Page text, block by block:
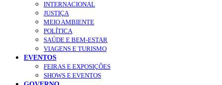
INTERNACIONAL
JUSTIÇA
MEIO AMBIENTE
POLÍTICA
SAÚDE E BEM-ESTAR
VIAGENS E TURISMO
EVENTOS
FEIRAS E EXPOSIÇÕES
SHOWS E EVENTOS